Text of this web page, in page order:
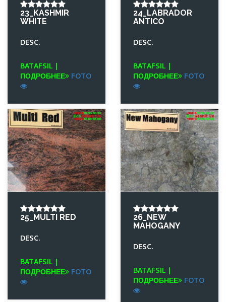
23_KASHMIR
WHITE
DESC.
BATAFSIL |
ПОДРОБНЕЕ
FOTO
24_LABRADOR
ANTICO
DESC.
BATAFSIL |
ПОДРОБНЕЕ
FOTO
25_MULTI RED
DESC.
BATAFSIL |
ПОДРОБНЕЕ
FOTO
26_NEW
MAHOGANY
DESC.
BATAFSIL |
ПОДРОБНЕЕ
FOTO